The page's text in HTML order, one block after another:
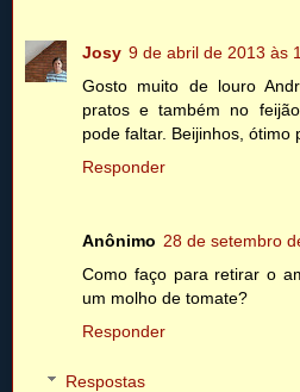
Josy 9 de abril de 2013 às
Gosto muito de louro
pratos e também no
pode faltar. Beijinhos, ótimo
Responder
Anônimo 28 de setembro
Como faço para retirar o
um molho de tomate?
Responder
Respostas